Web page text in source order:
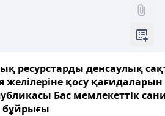
ресурстарды денсаулық
қосу қағидаларын
Бас мемлекеттік
бұйрығы